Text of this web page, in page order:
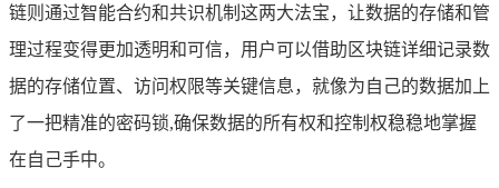
链则通过智能合约和共识机制这两大法宝，让数据的存储和管
理过程变得更加透明和可信，用户可以借助区块链详细记录数
据的存储位置、访问权限等关键信息，就像为自己的数据加上
了一把精准的密码锁,确保数据的所有权和控制权稳稳地掌握
在自己手中。